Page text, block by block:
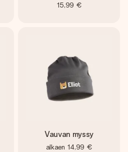
15,99 €
Vauvan myssy
alkaen 14,99 €